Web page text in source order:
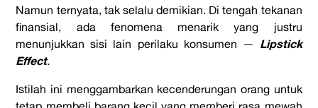
Namun ternyata, tak selalu demikian. Di tengah tekanan
finansial, ada fenomena menarik yang justru
menunjukkan sisi lain perilaku konsumen — Lipstick
Effect.
Istilah ini menggambarkan kecenderungan orang untuk